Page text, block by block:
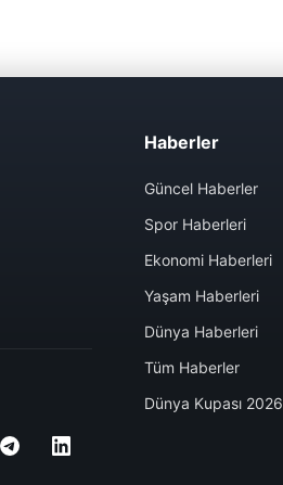
Haberler
Güncel Haberler
Spor Haberleri
Ekonomi Haberleri
Yaşam Haberleri
Dünya Haberleri
Tüm Haberler
Dünya Kupası 2026